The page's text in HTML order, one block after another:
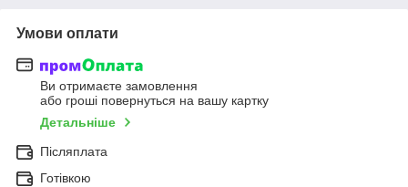
Умови оплати
Ви отримаєте замовлення
або гроші повернуться на вашу картку
Детальніше
Післяплата
Готівкою